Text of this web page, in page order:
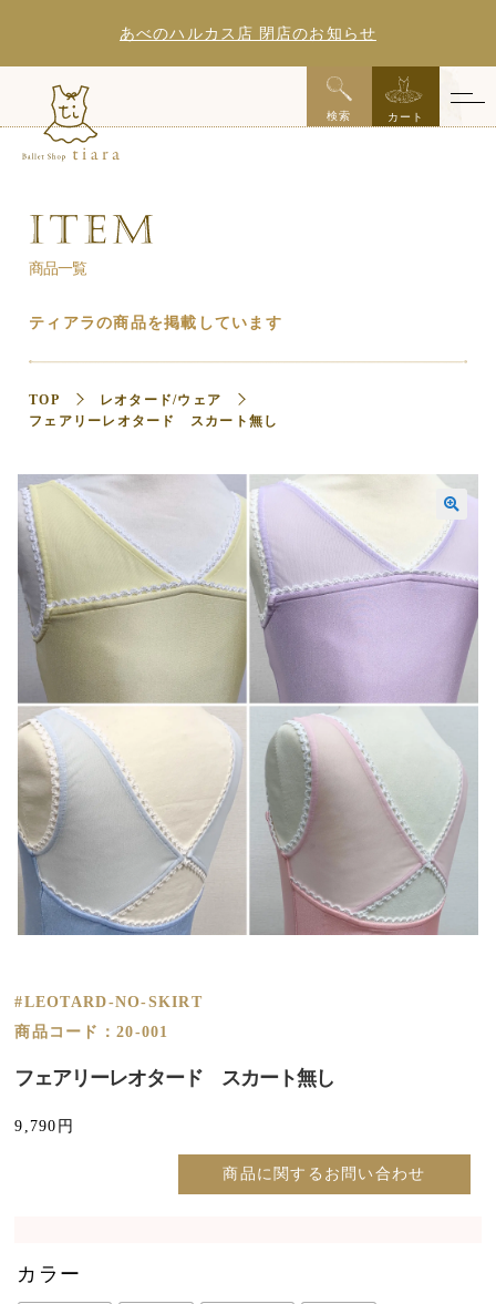
あべのハルカス店 閉店のお知らせ
x
検索 カート
商品一覧
ティアラの商品を掲載しています
TOP
レオタード/ウェア
フェアリーレオタード スカート無し
#LEOTARD-NO-SKIRT
商品コード：20-001
フェアリーレオタード スカート無し
9,790 円
商品に関するお問い合わせ
カラー